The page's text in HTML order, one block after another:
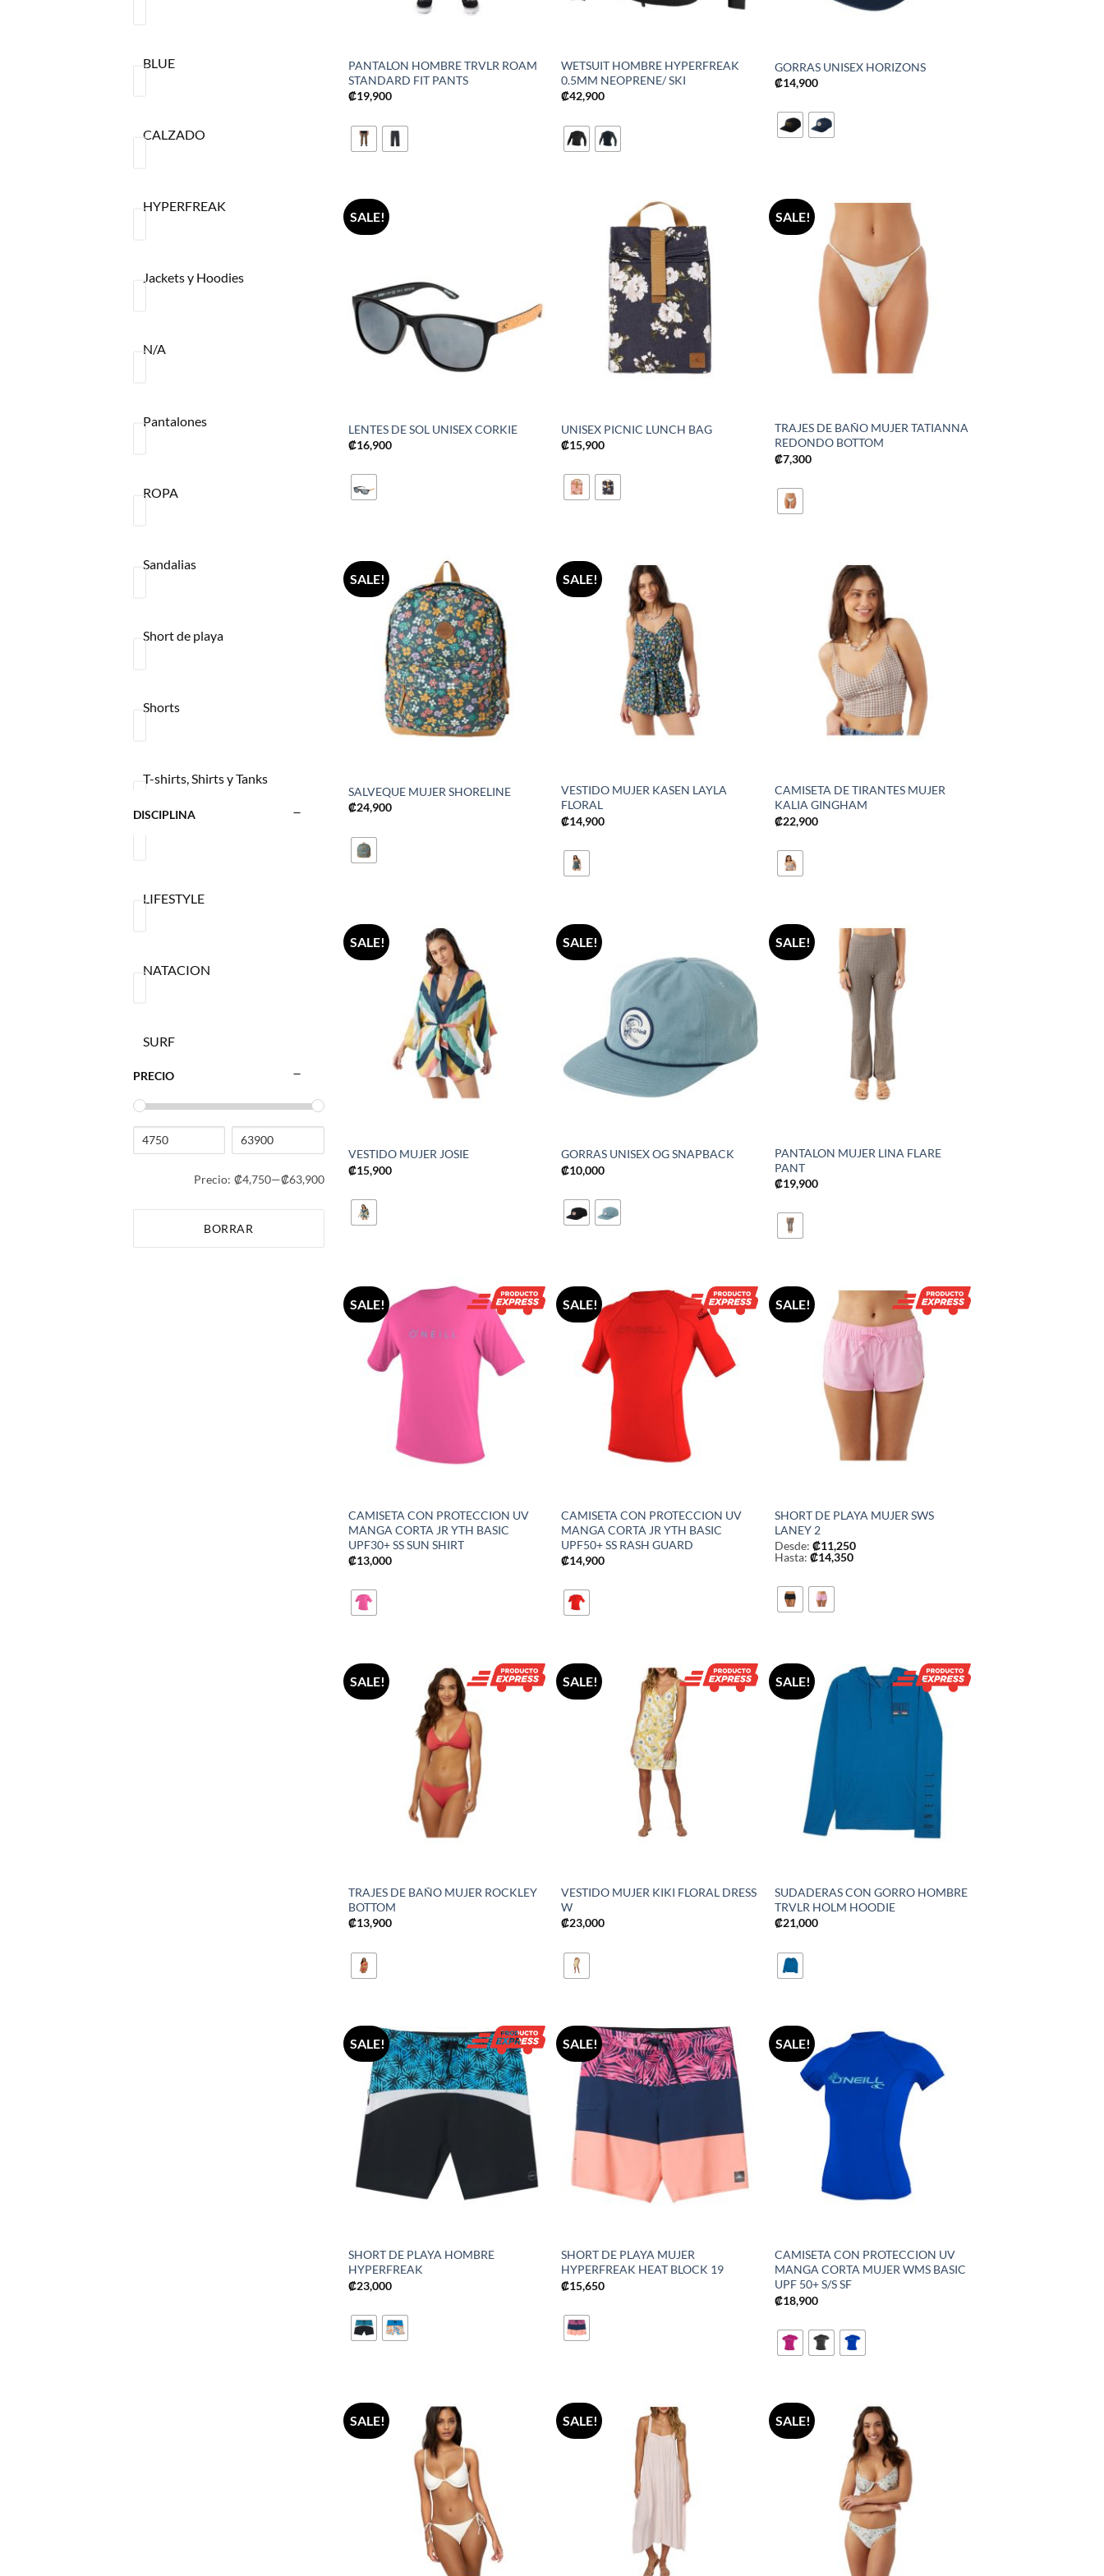
BLUE
CALZADO
HYPERFREAK
Jackets y Hoodies
N/A
Pantalones
ROPA
Sandalias
Short de playa
Shorts
T-shirts, Shirts y Tanks
DISCIPLINA
LIFESTYLE
NATACION
SURF
PRECIO
Precio: ₡4,750—₡63,900
BORRAR
PANTALON HOMBRE TRVLR ROAM
STANDARD FIT PANTS
₡19,900
WETSUIT HOMBRE HYPERFREAK
0.5MM NEOPRENE/ SKI
₡42,900
GORRAS UNISEX HORIZONS
₡14,900
SALE!
LENTES DE SOL UNISEX CORKIE
₡16,900
UNISEX PICNIC LUNCH BAG
₡15,900
SALE!
TRAJES DE BAÑO MUJER TATIANNA
REDONDO BOTTOM
₡7,300
SALE!
SALVEQUE MUJER SHORELINE
₡24,900
SALE!
VESTIDO MUJER KASEN LAYLA
FLORAL
₡14,900
CAMISETA DE TIRANTES MUJER
KALIA GINGHAM
₡22,900
SALE!
VESTIDO MUJER JOSIE
₡15,900
SALE!
GORRAS UNISEX OG SNAPBACK
₡10,000
SALE!
PANTALON MUJER LINA FLARE
PANT
₡19,900
SALE!
CAMISETA CON PROTECCION UV
MANGA CORTA JR YTH BASIC
UPF30+ SS SUN SHIRT
₡13,000
SALE!
CAMISETA CON PROTECCION UV
MANGA CORTA JR YTH BASIC
UPF50+ SS RASH GUARD
₡14,900
SALE!
SHORT DE PLAYA MUJER SWS
LANEY 2
Desde: ₡11,250
Hasta: ₡14,350
SALE!
TRAJES DE BAÑO MUJER ROCKLEY
BOTTOM
₡13,900
SALE!
VESTIDO MUJER KIKI FLORAL DRESS
W
₡23,000
SALE!
SUDADERAS CON GORRO HOMBRE
TRVLR HOLM HOODIE
₡21,000
SALE!
SHORT DE PLAYA HOMBRE
HYPERFREAK
₡23,000
SALE!
SHORT DE PLAYA MUJER
HYPERFREAK HEAT BLOCK 19
₡15,650
SALE!
CAMISETA CON PROTECCION UV
MANGA CORTA MUJER WMS BASIC
UPF 50+ S/S SF
₡18,900
SALE! SALE! SALE!